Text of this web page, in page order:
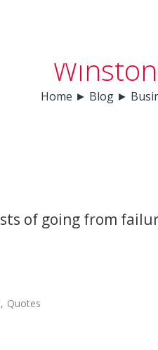
Home ► Blog ►
of going from
Quotes